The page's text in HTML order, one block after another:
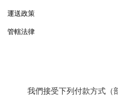
運送政策
管轄法律
我們接受下列付款方式（